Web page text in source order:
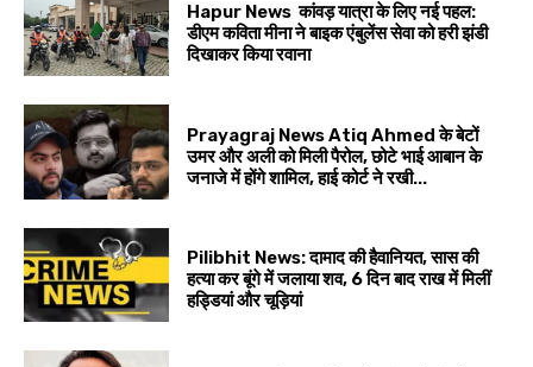
Hapur News कांवड़ यात्रा के लिए नई पहल:
डीएम कविता मीना ने बाइक एंबुलेंस सेवा को हरी झंडी
दिखाकर किया रवाना
Prayagraj News Atiq Ahmed के बेटों
उमर और अली को मिली पैरोल, छोटे भाई आबान के
जनाजे में होंगे शामिल, हाई कोर्ट ने रखी...
Pilibhit News: दामाद की हैवानियत, सास की
हत्या कर बूंगे में जलाया शव, 6 दिन बाद राख में मिलीं
हड्डियां और चूड़ियां